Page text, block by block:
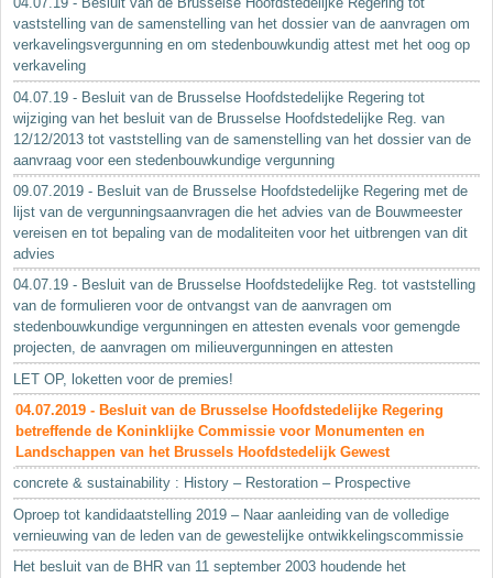
vaststelling van de samenstelling van het dossier van de aanvragen om
verkavelingsvergunning en om stedenbouwkundig attest met het oog op
verkaveling
04.07.19 - Besluit van de Brusselse Hoofdstedelijke Regering tot
wijziging van het besluit van de Brusselse Hoofdstedelijke Reg. van
12/12/2013 tot vaststelling van de samenstelling van het dossier van de
aanvraag voor een stedenbouwkundige vergunning
09.07.2019 - Besluit van de Brusselse Hoofdstedelijke Regering met de
lijst van de vergunningsaanvragen die het advies van de Bouwmeester
vereisen en tot bepaling van de modaliteiten voor het uitbrengen van dit
advies
04.07.19 - Besluit van de Brusselse Hoofdstedelijke Reg. tot vaststelling
van de formulieren voor de ontvangst van de aanvragen om
stedenbouwkundige vergunningen en attesten evenals voor gemengde
projecten, de aanvragen om milieuvergunningen en attesten
LET OP, loketten voor de premies!
04.07.2019 - Besluit van de Brusselse Hoofdstedelijke Regering
betreffende de Koninklijke Commissie voor Monumenten en
Landschappen van het Brussels Hoofdstedelijk Gewest
concrete & sustainability : History – Restoration – Prospective
Oproep tot kandidaatstelling 2019 – Naar aanleiding van de volledige
vernieuwing van de leden van de gewestelijke ontwikkelingscommissie
Het besluit van de BHR van 11 september 2003 houdende het